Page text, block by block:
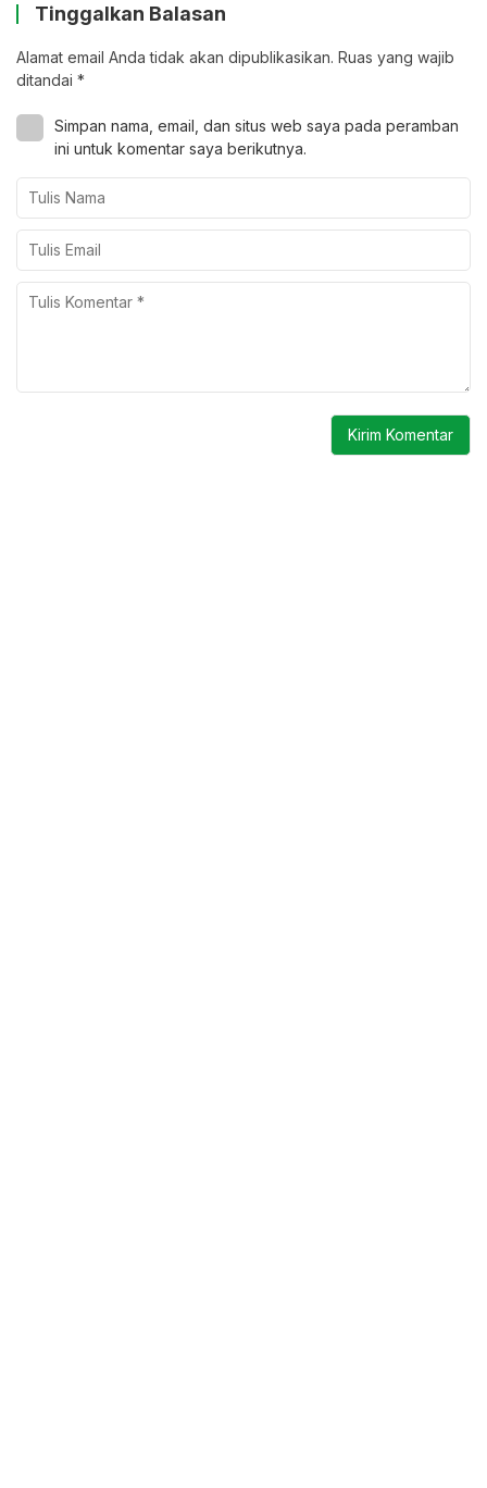
Tinggalkan Balasan
Alamat email Anda tidak akan dipublikasikan. Ruas yang wajib
ditandai *
Simpan nama, email, dan situs web saya pada peramban
ini untuk komentar saya berikutnya.